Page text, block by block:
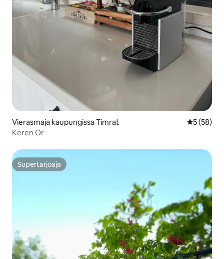
Vierasmaja kaupungissa Timrat
5 (58)
Keren Or
Supertarjoaja
Supertarjoaja